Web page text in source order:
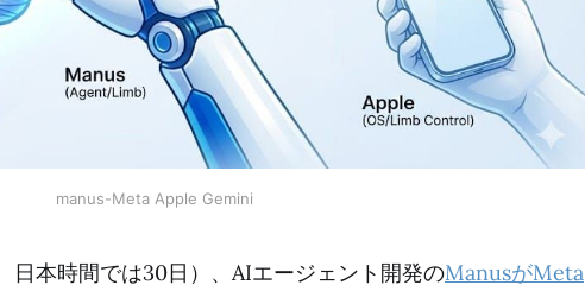
manus-Meta Apple Gemini
日本時間では30日）、AIエージェント開発のManusがMeta